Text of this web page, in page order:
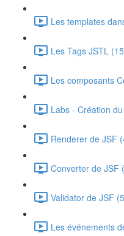
Les templates
Les Tags JSTL
Les composants
Labs - Création
Renderer de JSF
Converter de JSF
Validator de JSF
Les événements